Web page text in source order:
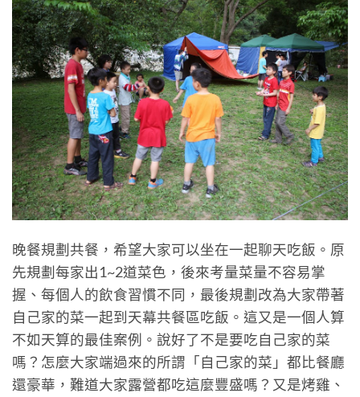
晚餐規劃共餐，希望大家可以坐在一起聊天吃飯。原
先規劃每家出1~2道菜色，後來考量菜量不容易掌
握、每個人的飲食習慣不同，最後規劃改為大家帶著
自己家的菜一起到天幕共餐區吃飯。這又是一個人算
不如天算的最佳案例。說好了不是要吃自己家的菜
嗎？怎麼大家端過來的所謂「自己家的菜」都比餐廳
還豪華，難道大家露營都吃這麼豐盛嗎？又是烤雞、